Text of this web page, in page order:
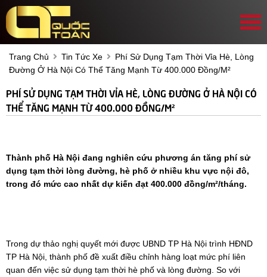
Trang Chủ Tin Tức Xe
Phí Sử Dụng Tạm Thời Vỉa Hè, Lòng
Đường Ở Hà Nội Có Thể Tăng Mạnh Từ 400.000 Đồng/m²
PHÍ SỬ DỤNG TẠM THỜI VỈA HÈ, LÒNG ĐƯỜNG Ở HÀ NỘI CÓ
THỂ TĂNG MẠNH TỪ 400.000 ĐỒNG/M²
Thành phố Hà Nội đang nghiên cứu phương án tăng phí sử
dụng tạm thời lòng đường, hè phố ở nhiều khu vực nội đô,
trong đó mức cao nhất dự kiến đạt 400.000 đồng/m²/tháng.
Trong dự thảo nghị quyết mới được UBND TP Hà Nội trình HĐND
TP Hà Nội, thành phố đề xuất điều chỉnh hàng loạt mức phí liên
quan đến việc sử dụng tạm thời hè phố và lòng đường. So với